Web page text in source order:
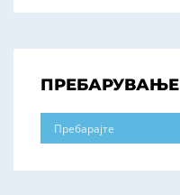
ПРЕБАРУВАЊЕ